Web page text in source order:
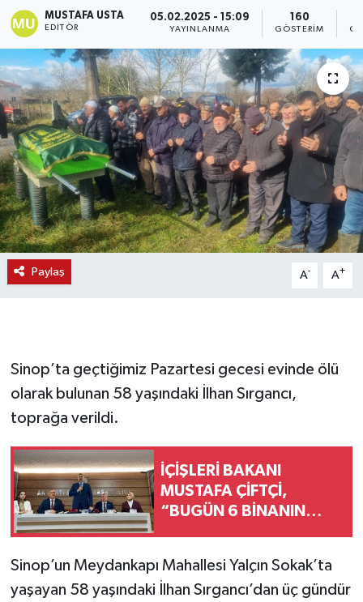
MUSTAFA USTA
EDITÖR
05.02.2025 - 15:09
YAYINLANMA
160
GÖSTERIM
Paylaş A- A+
Sinop’ta geçtiğimiz Pazartesi gecesi evinde ölü
olarak bulunan 58 yaşındaki İlhan Sırgancı,
toprağa verildi.
İÇİŞLERİ BAKANI
MUSTAFA ÇİFTÇİ,
“BUGÜN 6 BİNANIN
MALİYETİ DE 525
MİLYONU BULUYOR”
Sinop’un Meydankapı Mahallesi Yalçın Sokak’ta
yaşayan 58 yaşındaki İlhan Sırgancı’dan üç gündür